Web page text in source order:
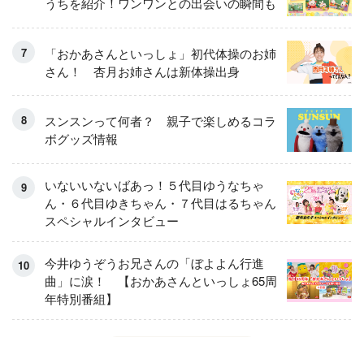
「おかあさんといっしょ」初代体操のお姉
さん！ 杏月お姉さんは新体操出身
スンスンって何者？ 親子で楽しめるコラ
ボグッズ情報
いないいないばあっ！５代目ゆうなちゃ
ん・６代目ゆきちゃん・７代目はるちゃん
スペシャルインタビュー
今井ゆうぞうお兄さんの「ぼよよん行進
曲」に涙！ 【おかあさんといっしょ65周
年特別番組】